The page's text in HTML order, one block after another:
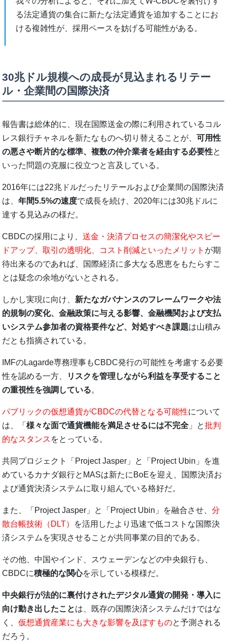
る法定通貨の集合に新たな法定通貨を追加することにお
ける複雑性が、採用ペースを妨げる可能性がある。
30兆ドル規模への成長が見込まれるリテー
ル・企業間の国際決済
報告書は総体的に、現在国際送金の際に利用されているコル
レス銀行チャネルを新たなものへ切り替えることが、可用性
の悪さや断片的な標準、複数の仲介業者を経由する必要性と
いった問題の克服に役立つと言及している。
2016年には22兆ドルだったリテールおよび企業間の国際決済
は、年間5.5%の速度で成長を続け、2020年には30兆ドルに
達する見込みの様だ。
CBDCの採用により、送金・決済プロセスの簡潔化やスピー
ドアップ、取引の透明化、コスト削減といったメリット が期
待出来るのであれば、国際経済に多大なる恩恵をもたらすこ
とは疑念の余地がないとされる。
しかし実現に向け、 新たなガバナンスのフレームワークや法
的規制の変化、金融政策に与える影響、金融機関および支払
いシステム参加者の資格要件など、対処すべき課題は山積み
だとも指摘されている。
IMFのLagarde専務理事もCBDC発行の可能性を考慮する必要
性を認める一方、
リスクを管理しながら利益を享受すること
の重視性を強調している。
パブリックの仮想通貨がCBDCの代替となる可能性について
は、「様々な面で通貨機能を満足させるには不完全 」と批判
的なスタンス をとっている。
共同プロジェクト「Project Jasper」と「Project Ubin」を進
めているカナダ銀行とMASは新たにBoEを迎え、国際決済お
よび通貨決済システムに取り組んでいる格好だ。
また、「Project Jasper」と「Project Ubin」を融合させ、分
散台帳技術（DLT） を活用したより迅速で低コストな国際決
済システムを実現させることが共同事業の目的である。
その他、中国やインド、スウェーデンなどの中央銀行も、
CBDCに積極的な関心を示している模様だ。
中央銀行が法的に裏付けされたデジタル通貨の開発・導入に
向け動き出したことは、既存の国際決済システムだけではな
く、仮想通貨産業にも大きな影響を及ぼすものと予測される
だろう。